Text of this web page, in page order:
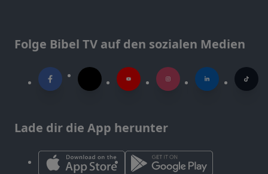
Folge Bibel TV auf den sozialen Medien
Lade dir die App herunter